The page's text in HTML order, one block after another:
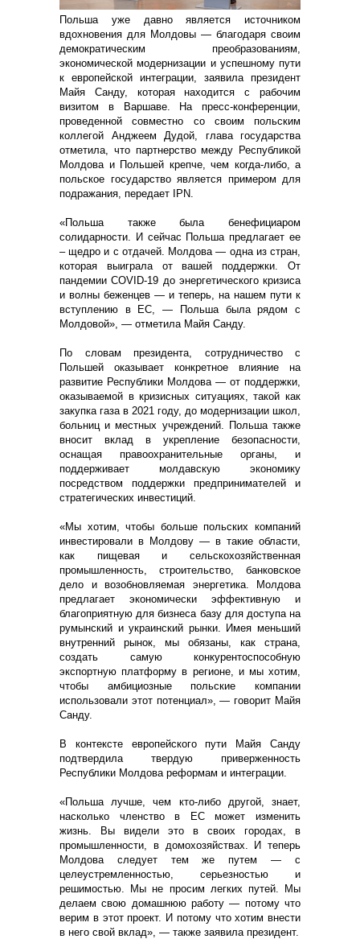
Польша уже давно является источником
вдохновения для Молдовы — благодаря своим
демократическим преобразованиям,
экономической модернизации и успешному пути
к европейской интеграции, заявила президент
Майя Санду, которая находится с рабочим
визитом в Варшаве. На пресс-конференции,
проведенной совместно со своим польским
коллегой Анджеем Дудой, глава государства
отметила, что партнерство между Республикой
Молдова и Польшей крепче, чем когда-либо, а
польское государство является примером для
подражания, передает IPN.
«Польша также была бенефициаром
солидарности. И сейчас Польша предлагает ее
– щедро и с отдачей. Молдова — одна из стран,
которая выиграла от вашей поддержки. От
пандемии COVID-19 до энергетического кризиса
и волны беженцев — и теперь, на нашем пути к
вступлению в ЕС, — Польша была рядом с
Молдовой», — отметила Майя Санду.
По словам президента, сотрудничество с
Польшей оказывает конкретное влияние на
развитие Республики Молдова — от поддержки,
оказываемой в кризисных ситуациях, такой как
закупка газа в 2021 году, до модернизации школ,
больниц и местных учреждений. Польша также
вносит вклад в укрепление безопасности,
оснащая правоохранительные органы, и
поддерживает молдавскую экономику
посредством поддержки предпринимателей и
стратегических инвестиций.
«Мы хотим, чтобы больше польских компаний
инвестировали в Молдову — в такие области,
как пищевая и сельскохозяйственная
промышленность, строительство, банковское
дело и возобновляемая энергетика. Молдова
предлагает экономически эффективную и
благоприятную для бизнеса базу для доступа на
румынский и украинский рынки. Имея меньший
внутренний рынок, мы обязаны, как страна,
создать самую конкурентоспособную
экспортную платформу в регионе, и мы хотим,
чтобы амбициозные польские компании
использовали этот потенциал», — говорит Майя
Санду.
В контексте европейского пути Майя Санду
подтвердила твердую приверженность
Республики Молдова реформам и интеграции.
«Польша лучше, чем кто-либо другой, знает,
насколько членство в ЕС может изменить
жизнь. Вы видели это в своих городах, в
промышленности, в домохозяйствах. И теперь
Молдова следует тем же путем — с
целеустремленностью, серьезностью и
решимостью. Мы не просим легких путей. Мы
делаем свою домашнюю работу — потому что
верим в этот проект. И потому что хотим внести
в него свой вклад», — также заявила президент.